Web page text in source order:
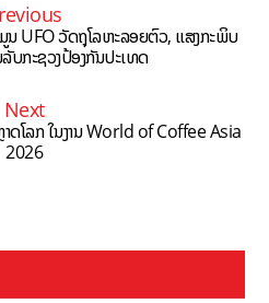
ນ UFO ວັດຖຸໂລຫະລອຍຕົວ, ແສງກະພິບ
ບກະຊວງປ້ອງກັນປະເທດ
Next
ດໂລກ ໃນງານ World of Coffee Asia
2026